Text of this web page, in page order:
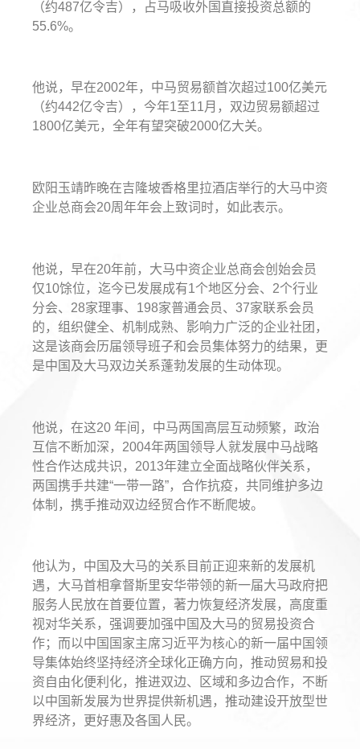
（约487亿令吉），占马吸收外国直接投资总额的
55.6%。
他说，早在2002年，中马贸易额首次超过100亿美元
（约442亿令吉），今年1至11月，双边贸易额超过
1800亿美元，全年有望突破2000亿大关。
欧阳玉靖昨晚在吉隆坡香格里拉酒店举行的大马中资
企业总商会20周年年会上致词时，如此表示。
他说，早在20年前，大马中资企业总商会创始会员
仅10馀位，迄今已发展成有1个地区分会、2个行业
分会、28家理事、198家普通会员、37家联系会员
的，组织健全、机制成熟、影响力广泛的企业社团，
这是该商会历届领导班子和会员集体努力的结果，更
是中国及大马双边关系蓬勃发展的生动体现。
他说，在这20 年间，中马两国高层互动频繁，政治
互信不断加深，2004年两国领导人就发展中马战略
性合作达成共识，2013年建立全面战略伙伴关系，
两国携手共建“一带一路”，合作抗疫，共同维护多边
体制，携手推动双边经贸合作不断爬坡。
他认为，中国及大马的关系目前正迎来新的发展机
遇，大马首相拿督斯里安华带领的新一届大马政府把
服务人民放在首要位置，著力恢复经济发展，高度重
视对华关系，强调要加强中国及大马的贸易投资合
作；而以中国国家主席习近平为核心的新一届中国领
导集体始终坚持经济全球化正确方向，推动贸易和投
资自由化便利化，推进双边、区域和多边合作，不断
以中国新发展为世界提供新机遇，推动建设开放型世
界经济，更好惠及各国人民。